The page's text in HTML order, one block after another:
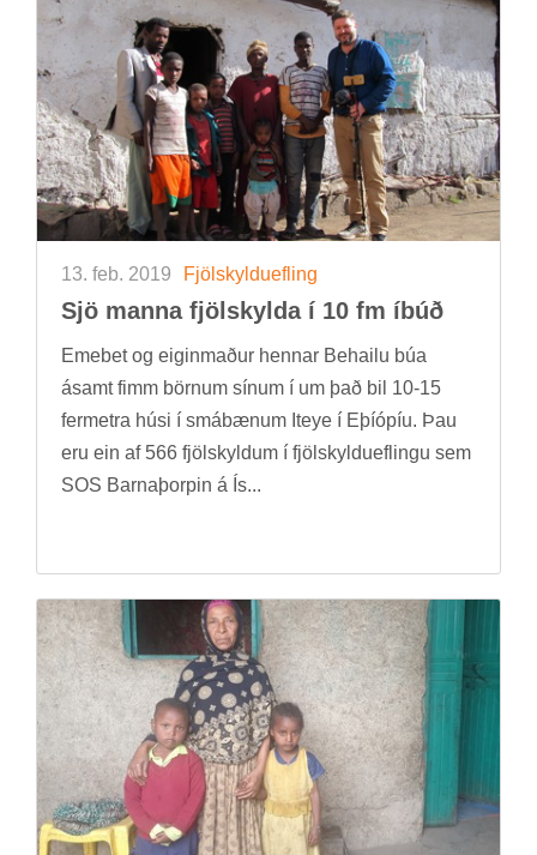
13. feb. 2019 Fjöl­skyldu­efl­ing
Sjö manna fjöl­skylda í 10 fm íbúð
Eme­bet og eig­in­mað­ur henn­ar Behailu búa
ásamt fimm börn­um sín­um í um það bil 10-15
fer­metra húsi í smá­bæn­um Iteye í Eþí­óp­íu. Þau
eru ein af 566 fjöl­skyld­um í fjöl­skyldu­efl­ingu sem
SOS Barna­þorp­in á Ís...